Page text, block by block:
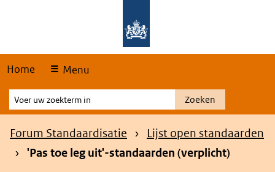
Home Menu
Voer
uw
zoekterm
Zoeken
Kruimelpad
Forum Standaardisatie
Lijst open standaarden
'Pas toe leg uit'-standaarden (verplicht)